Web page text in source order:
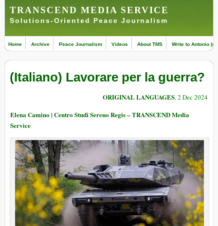
TRANSCEND MEDIA SERVICE
Solutions-Oriented Peace Journalism
Home Archive Peace Journalism Videos About TMS Write to Antonio
(Italiano) Lavorare per la guerra?
ORIGINAL LANGUAGES, 2 Dec 2024
Elena Camino | Centro Studi Sereno Regis – TRANSCEND Media
Service